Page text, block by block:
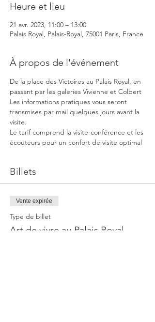
Heure et lieu
21 avr. 2023, 11:00 – 13:00
Palais Royal, Palais-Royal, 75001 Paris, France
À propos de l'événement
De la place des Victoires au Palais Royal, en
passant par les galeries Vivienne et Colbert
Les informations pratiques vous seront
transmises par mail quelques jours avant la
visite.
Le tarif comprend la visite-conférence et les
écouteurs pour un confort de visite optimal
Billets
Vente expirée
Type de billet
Art de vivre au Palais Royal